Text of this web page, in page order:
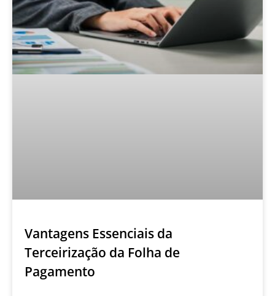
Vantagens Essenciais da
Terceirização da Folha de
Pagamento